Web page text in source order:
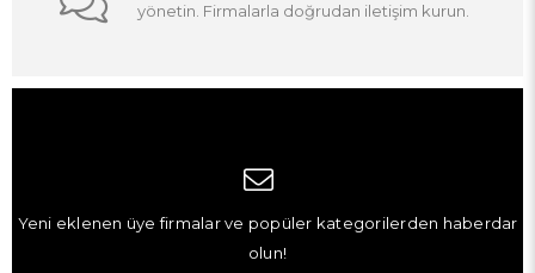
yönetin. Firmalarla doğrudan iletişim kurun.
Yeni eklenen üye firmalar ve popüler kategorilerden haberdar
olun!